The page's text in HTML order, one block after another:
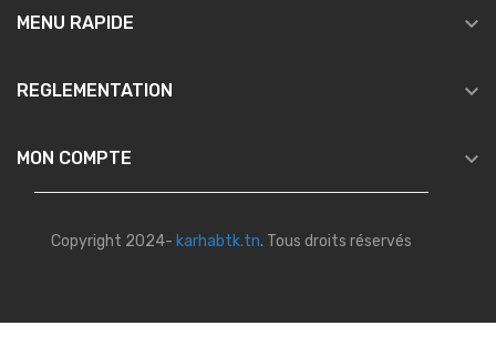
MENU RAPIDE 
REGLEMENTATION 
MON COMPTE 
Copyright 2024- karhabtk.tn. Tous droits réservés